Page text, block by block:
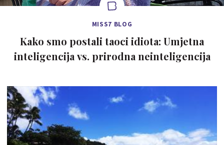
MISS7 BLOG
Kako smo postali taoci idiota: Umjetna
inteligencija vs. prirodna neinteligencija